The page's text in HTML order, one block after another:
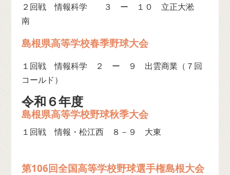
２回戦 情報科学 ３ ー １０ 立正大淞
南
島根県高等学校春季野球大会
１回戦 情報科学 ２ ー ９ 出雲商業（７回
コールド）
令和６年度
島根県高等学校野球秋季大会
１回戦 情報・松江西 ８－９ 大東
第106回全国高等学校野球選手権島根大会